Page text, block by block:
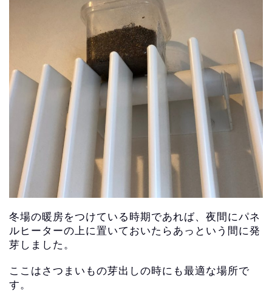
冬場の暖房をつけている時期であれば、 夜間にパネ
ルヒーターの上に置いておいたらあっという間に発
芽し ました。
ここはさつまいもの芽出しの時にも最適な場所で
す。